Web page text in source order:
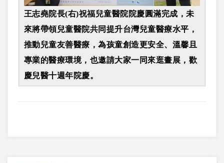
王志堯院長(右)祝福兒童醫院院慶圓滿完成，未
來將帶領兒童醫院共同提升台灣兒童醫療水平，
推動兒童友善醫療，為孩童創造更安全、溫馨且
專業的醫療環境，也邀請大家一同來逛畫展，歡
慶兒醫十週年院慶。